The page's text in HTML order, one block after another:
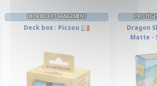
DECK BOX ET RANGEMENT
Deck box : Picsou
Dragon
Matte -